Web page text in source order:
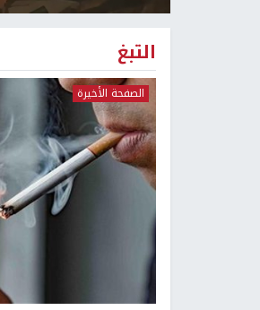
التبغ
الصفحة الأخيرة